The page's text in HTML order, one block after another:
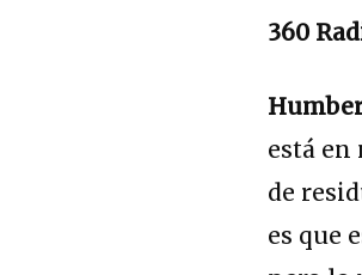
360
está en
de
es que